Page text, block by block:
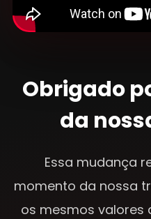
Obrigado
da
Essa mudança
momento da nossa
os mesmos valores